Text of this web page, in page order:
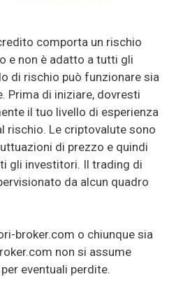
comporta un rischio
e non è adatto a tutti gli
di rischio può funzionare sia
Prima di iniziare, dovresti
il tuo livello di esperienza
rischio. Le criptovalute sono
di prezzo e quindi
gli investitori. Il trading di
da alcun quadro
broker.com o chiunque sia
non si assume
eventuali perdite.